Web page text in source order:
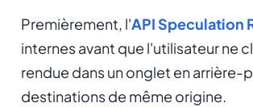
Premièrement, l'API Speculation
internes avant que l'utilisateur ne
rendue dans un onglet en arrière-
destinations de même origine.